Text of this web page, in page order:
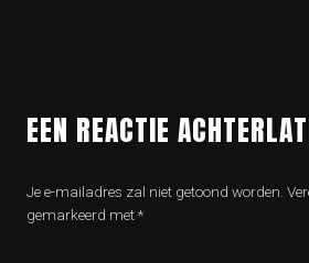
EEN REACTIE
Je e-mailadres zal niet getoond worden.
gemarkeerd met*